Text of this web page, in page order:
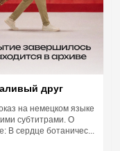
друг
на немецком языке
субтитрами. О
В сердце ботаничес...